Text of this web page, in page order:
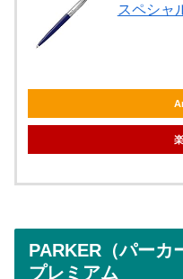
スペシャ
PARKER（パーカ
プレミアム